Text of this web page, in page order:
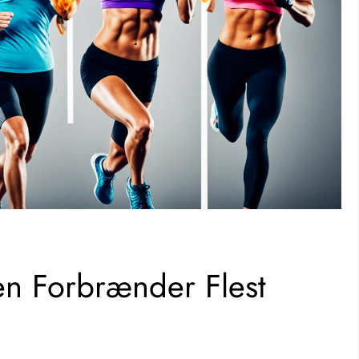
Forbrænder Flest